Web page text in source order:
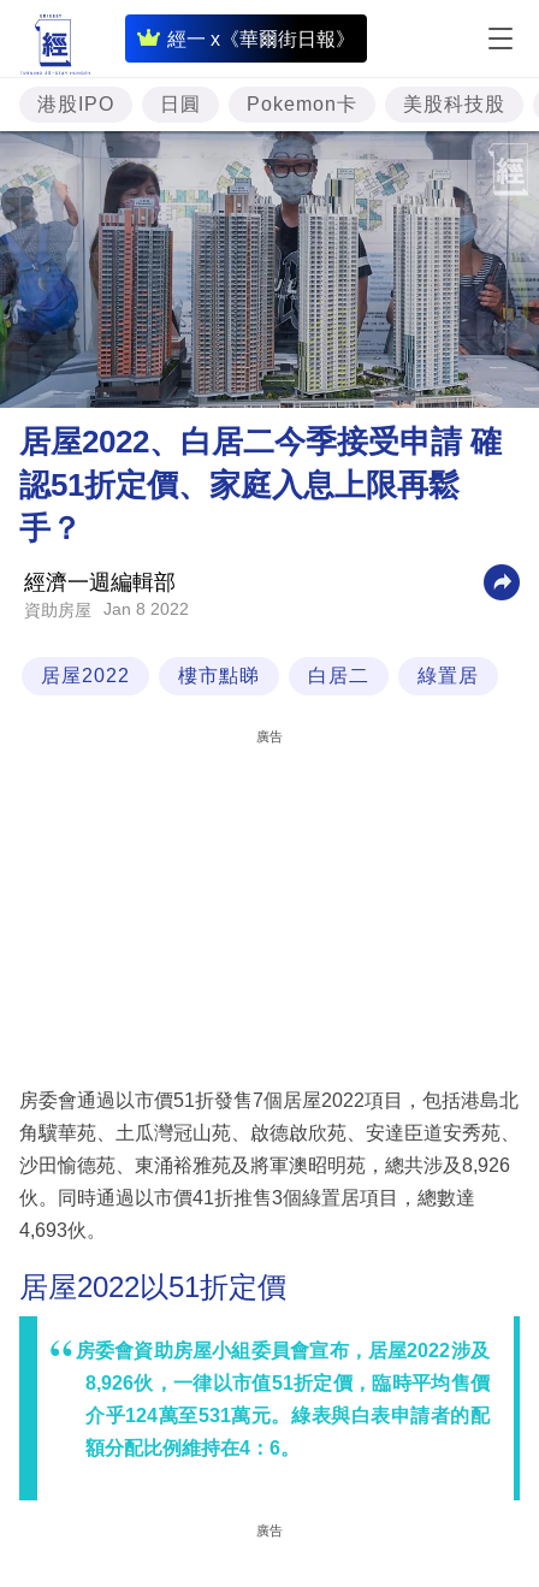
經一 x《華爾街日報》
即
時
財
經
專
題
投
資
樓
市
理
財
商
科
技
港股IPO 日圓 Pokemon卡 美股科技股
居屋2022、白居二今季接受申請 確
認51折定價、家庭入息上限再鬆
手？
經濟一週編輯部
資助房屋 Jan 8 2022
居屋2022 樓市點睇 白居二 綠置居
廣告
房委會通過以市價51折發售7個居屋2022項目，包括港島北
角驥華苑、土瓜灣冠山苑、啟德啟欣苑、安達臣道安秀苑、
沙田愉德苑、東涌裕雅苑及將軍澳昭明苑，總共涉及8,926
伙。同時通過以市價41折推售3個綠置居項目，總數達
4,693伙。
居屋2022以51折定價
房委會資助房屋小組委員會宣布，居屋2022涉及
8,926伙，一律以市值51折定價，臨時平均售價
介乎124萬至531萬元。綠表與白表申請者的配
額分配比例維持在4：6。
廣告